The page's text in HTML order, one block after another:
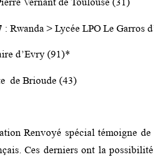
: Rwanda > Lycée LPO Le Garros
d’Evry (91)*
de Brioude (43)
Renvoyé spécial témoigne
Ces derniers ont la